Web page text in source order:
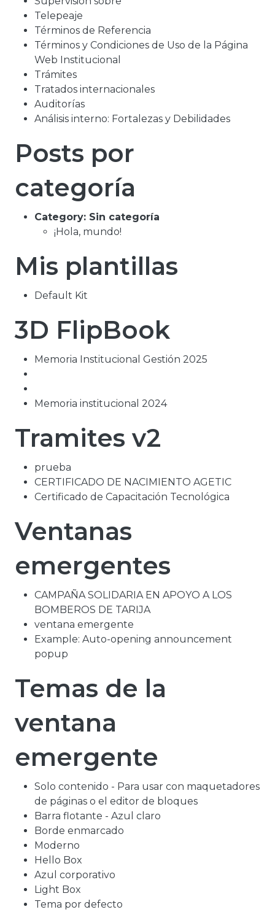
Telepeaje
Términos de Referencia
Términos y Condiciones de Uso de la Página
Web Institucional
Trámites
Tratados internacionales
Auditorías
Análisis interno: Fortalezas y Debilidades
Posts por
categoría
Category: Sin categoría
¡Hola, mundo!
Mis plantillas
Default Kit
3D FlipBook
Memoria Institucional Gestión 2025
Memoria institucional 2024
Tramites v2
prueba
CERTIFICADO DE NACIMIENTO AGETIC
Certificado de Capacitación Tecnológica
Ventanas
emergentes
CAMPAÑA SOLIDARIA EN APOYO A LOS
BOMBEROS DE TARIJA
ventana emergente
Example: Auto-opening announcement
popup
Temas de la
ventana
emergente
Solo contenido - Para usar con maquetadores
de páginas o el editor de bloques
Barra flotante - Azul claro
Borde enmarcado
Moderno
Hello Box
Azul corporativo
Light Box
Tema por defecto